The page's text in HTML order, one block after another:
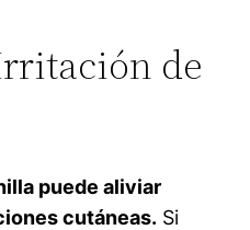
de
puede aliviar
cutáneas. Si